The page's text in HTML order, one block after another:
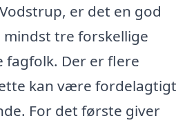
er det en god
tre forskellige
fagfolk. Der er flere
kan være fordelagtigt
For det første giver